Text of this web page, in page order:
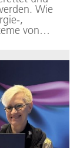
Wie
,
von
die
und